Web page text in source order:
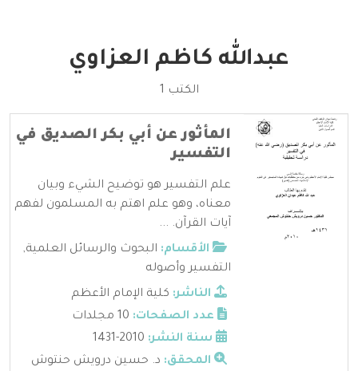
عبدالله كاظم العزاوي
الكتب 1
المأثور عن أبي بكر الصديق في
التفسير
علم التفسير هو توضيح الشيء وبيان
معناه، وهو علم اهتم به المسلمون لفهم
آيات القرآن. ...
الأقسام: البحوث والرسائل العلمية,
التفسير وأصوله
الناشر: كلية الإمام الأعظم
عدد الصفحات:
سنة النشر:
المحقق: د. حسين درويش حنتوش